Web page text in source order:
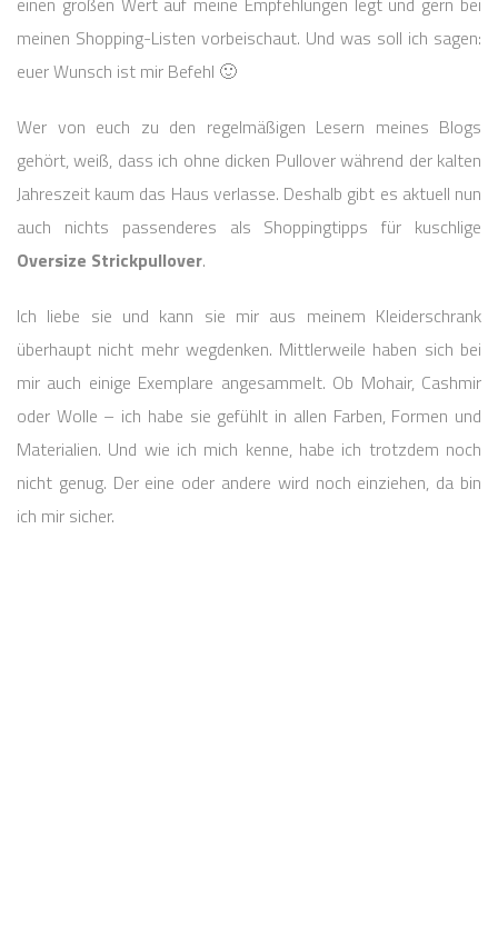
meinen Shopping-Listen vorbeischaut. Und was soll ich sagen:
euer Wunsch ist mir Befehl 🙂
Wer von euch zu den regelmäßigen Lesern meines Blogs
gehört, weiß, dass ich ohne dicken Pullover während der kalten
Jahreszeit kaum das Haus verlasse. Deshalb gibt es aktuell nun
auch nichts passenderes als Shoppingtipps für kuschlige
Oversize Strickpullover.
Ich liebe sie und kann sie mir aus meinem Kleiderschrank
überhaupt nicht mehr wegdenken. Mittlerweile haben sich bei
mir auch einige Exemplare angesammelt. Ob Mohair, Cashmir
oder Wolle – ich habe sie gefühlt in allen Farben, Formen und
Materialien. Und wie ich mich kenne, habe ich trotzdem noch
nicht genug. Der eine oder andere wird noch einziehen, da bin
ich mir sicher.